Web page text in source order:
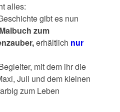
alles:
gibt es nun
zum
erhältlich nur
mit dem ihr die
Juli und dem kleinen
zum Leben